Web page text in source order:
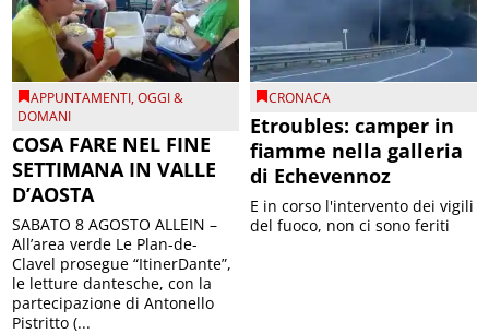
APPUNTAMENTI,OGGI &
DOMANI
COSA FARE NEL FINE
SETTIMANA IN VALLE
D’AOSTA
SABATO 8 AGOSTO ALLEIN –
All’area verde Le Plan-de-
Clavel prosegue “ItinerDante”,
le letture dantesche, con la
partecipazione di Antonello
Pistritto (...
CRONACA
Etroubles: camper in
fiamme nella galleria
di Echevennoz
E in corso l'intervento dei vigili
del fuoco, non ci sono feriti